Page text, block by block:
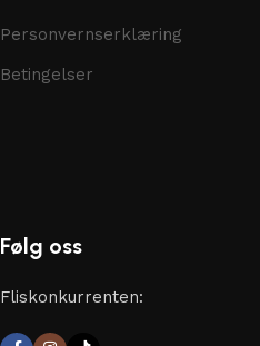
Personvernserklæring
Betingelser
Følg oss
Fliskonkurrenten: